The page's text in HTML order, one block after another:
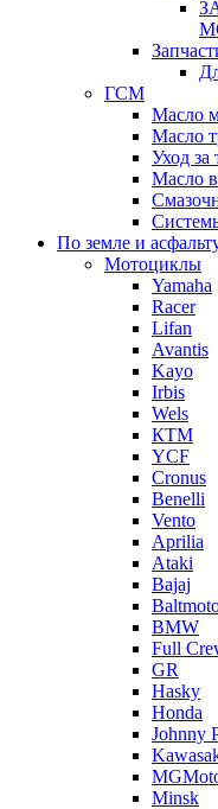
ГСМ
Масло
Масло
Уход за
Масло
По земле и
Мотоциклы
Yamaha
Racer
Lifan
Avantis
Kayo
Irbis
Wels
КТМ
YCF
Cronus
Benelli
Vento
Aprilia
Ataki
Bajaj
BMW
Full
GR
Hasky
Honda
Johnny
Minsk